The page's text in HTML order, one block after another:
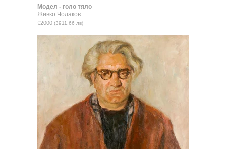
Модел - голо тяло
Живко Чолаков
€2000 (3911,66 лв)